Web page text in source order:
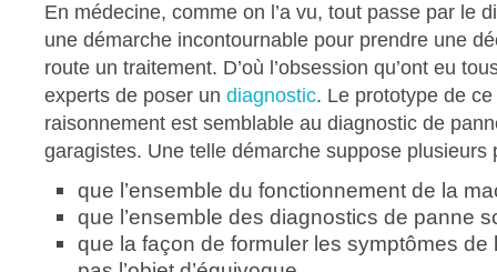
En médecine, comme on l’a vu, tout passe par le
une démarche incontournable pour prendre une
route un traitement. D’où l’obsession qu’ont eu
experts de poser un diagnostic. Le prototype de
raisonnement est semblable au diagnostic de
garagistes. Une telle démarche suppose plusieurs
que l’ensemble du fonctionnement de la
que l’ensemble des diagnostics de panne
que la façon de formuler les symptômes de